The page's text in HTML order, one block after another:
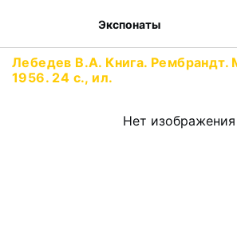
Экспонаты
Лебедев В.А. Книга. Рембрандт.
1956. 24 с., ил.
Нет изображения